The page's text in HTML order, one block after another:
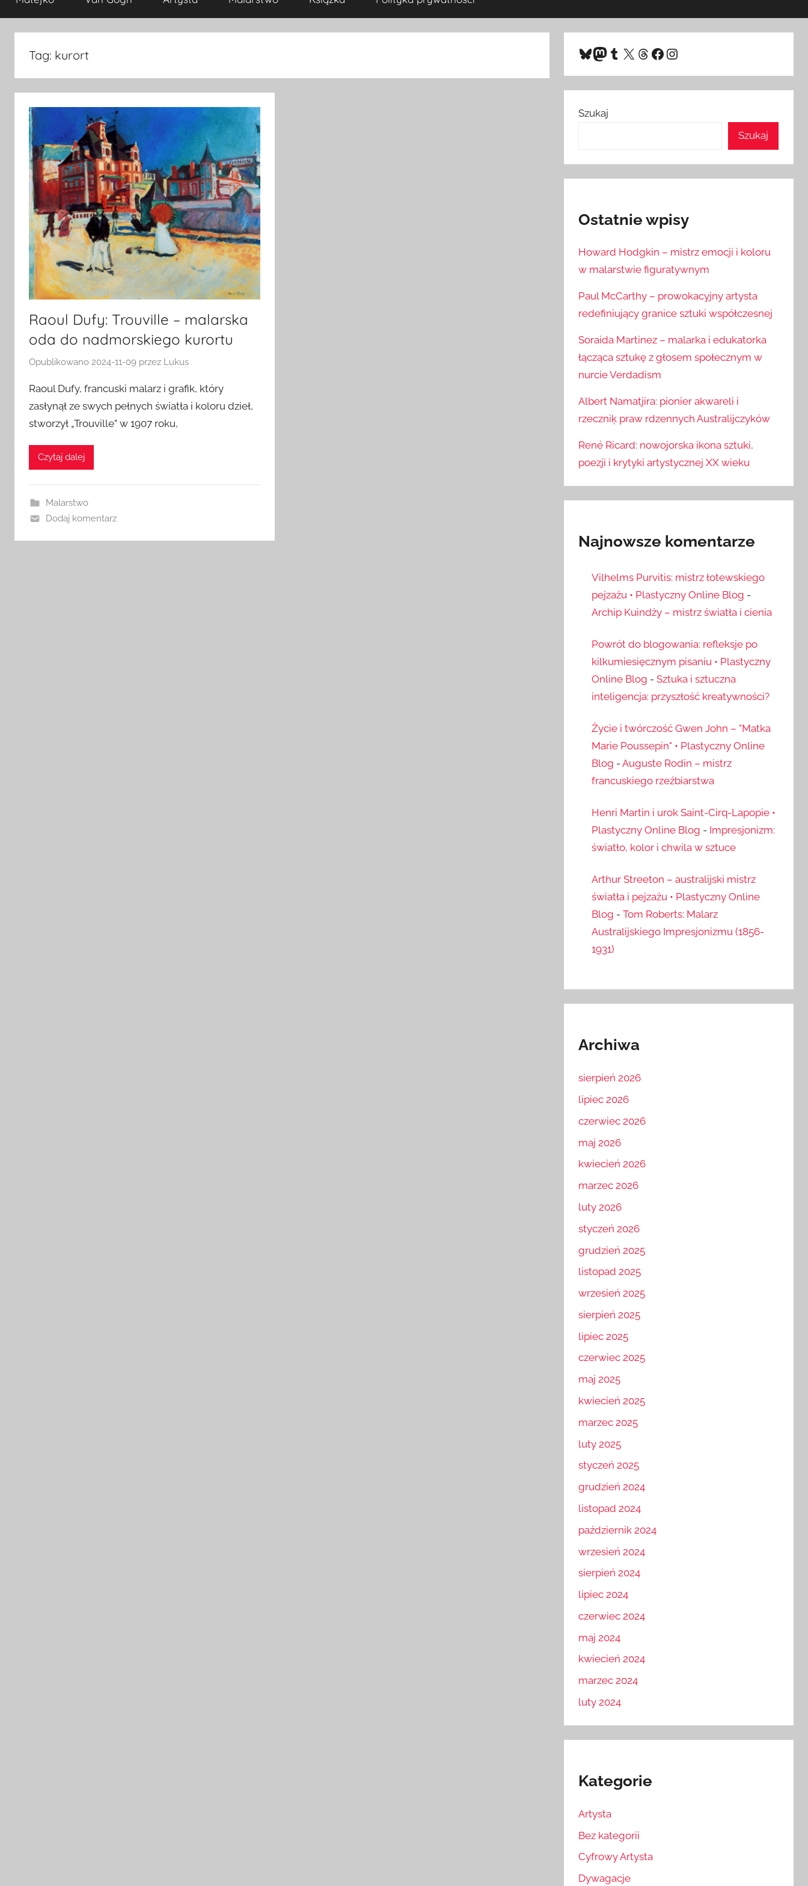
Tag: kurort
Raoul Dufy: Trouville – malarska
oda do nadmorskiego kurortu
Opublikowano 2024-11-09 przez Lukus
Raoul Dufy, francuski malarz i grafik, który
zasłynął ze swych pełnych światła i koloru dzieł,
stworzył „Trouville” w 1907 roku,
Czytaj dalej
Malarstwo
Dodaj komentarz
Bluesky
Mastodon
Tumblr
X Threads
Facebook
Instagram
Szukaj
Szukaj
Ostatnie wpisy
Howard Hodgkin – mistrz emocji i koloru
w malarstwie figuratywnym
Paul McCarthy – prowokacyjny artysta
redefiniujący granice sztuki współczesnej
Soraida Martinez – malarka i edukatorka
łącząca sztukę z głosem społecznym w
nurcie Verdadism
Albert Namatjira: pionier akwareli i
rzeczniķ praw rdzennych Australijczyków
René Ricard: nowojorska ikona sztuki,
poezji i krytyki artystycznej XX wieku
Najnowsze komentarze
Vilhelms Purvitis: mistrz łotewskiego
pejzażu • Plastyczny Online Blog -
Archip Kuindży – mistrz światła i cienia
Powrót do blogowania: refleksje po
kilkumiesięcznym pisaniu • Plastyczny
Online Blog - Sztuka i sztuczna
inteligencja: przyszłość kreatywności?
Życie i twórczość Gwen John – "Matka
Marie Poussepin" • Plastyczny Online
Blog - Auguste Rodin – mistrz
francuskiego rzeźbiarstwa
Henri Martin i urok Saint-Cirq-Lapopie •
Plastyczny Online Blog - Impresjonizm:
światło, kolor i chwila w sztuce
Arthur Streeton – australijski mistrz
światła i pejzażu • Plastyczny Online
Blog - Tom Roberts: Malarz
Australijskiego Impresjonizmu (1856-
1931)
Archiwa
sierpień 2026
lipiec 2026
czerwiec 2026
maj 2026
kwiecień 2026
marzec 2026
luty 2026
styczeń 2026
grudzień 2025
listopad 2025
wrzesień 2025
sierpień 2025
lipiec 2025
czerwiec 2025
maj 2025
kwiecień 2025
marzec 2025
luty 2025
styczeń 2025
grudzień 2024
listopad 2024
październik 2024
wrzesień 2024
sierpień 2024
lipiec 2024
czerwiec 2024
maj 2024
kwiecień 2024
marzec 2024
luty 2024
Kategorie
Artysta
Bez kategorii
Cyfrowy Artysta
Dywagacje